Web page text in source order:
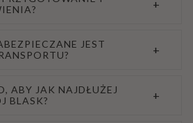
+
JEST
+
ABY JAK NAJDŁUŻEJ
BLASK?
+